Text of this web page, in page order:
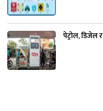
पेट्रोल, डिजेल